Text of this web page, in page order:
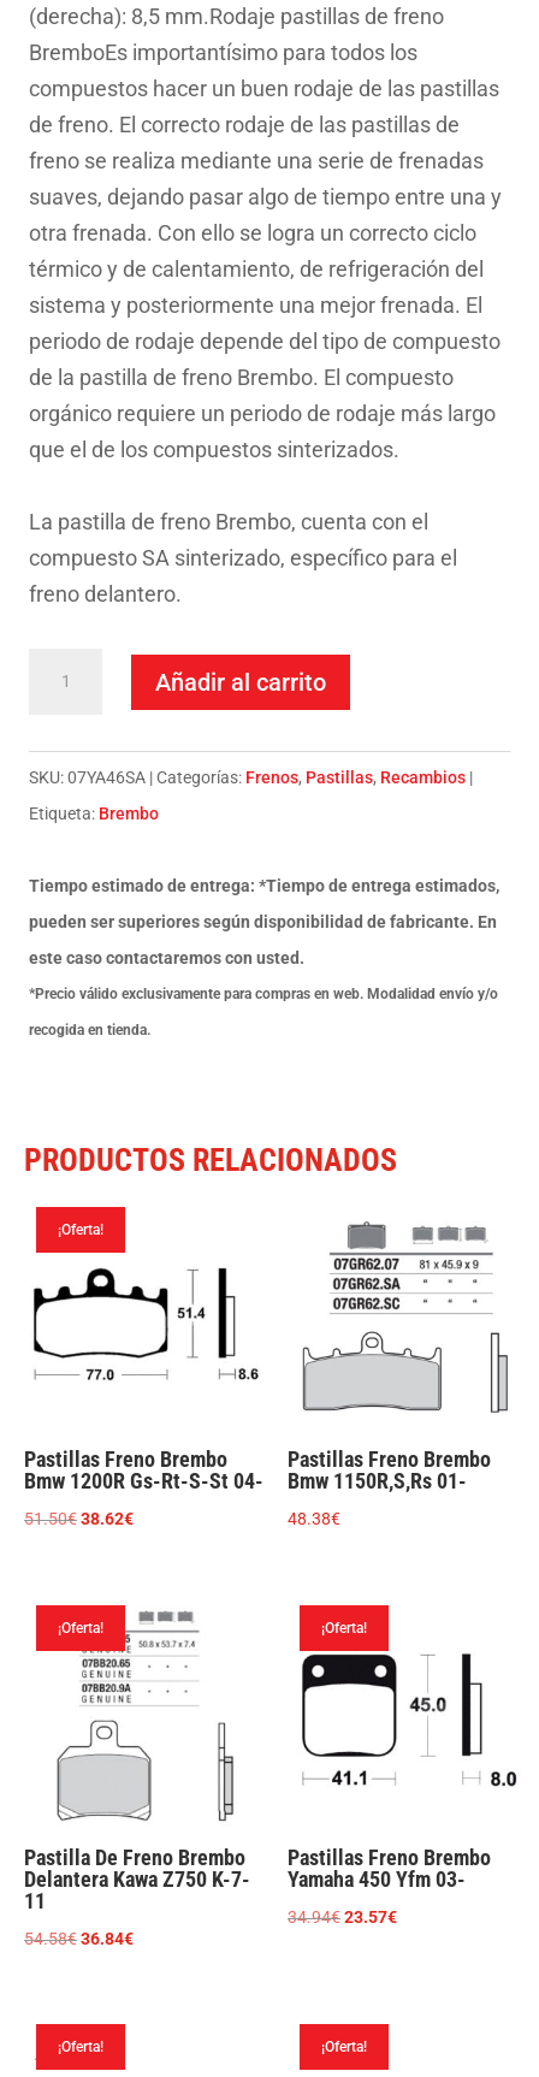
(derecha): 8,5 mm.Rodaje pastillas de freno
BremboEs importantísimo para todos los
compuestos hacer un buen rodaje de las pastillas
de freno. El correcto rodaje de las pastillas de
freno se realiza mediante una serie de frenadas
suaves, dejando pasar algo de tiempo entre una y
otra frenada. Con ello se logra un correcto ciclo
térmico y de calentamiento, de refrigeración del
sistema y posteriormente una mejor frenada. El
periodo de rodaje depende del tipo de compuesto
de la pastilla de freno Brembo. El compuesto
orgánico requiere un periodo de rodaje más largo
que el de los compuestos sinterizados.
La pastilla de freno Brembo, cuenta con el
compuesto SA sinterizado, específico para el
freno delantero.
Yamaha
R1
cantidad
Añadir al carrito
SKU:07YA46SA Categorías: Frenos, Pastillas, Recambios
Etiqueta: Brembo
Tiempo estimado de entrega: *Tiempo de entrega estimados,
pueden ser superiores según disponibilidad de fabricante. En
este caso contactaremos con usted.
*Precio válido exclusivamente para compras en web. Modalidad envío y/o
recogida en tienda.
PRODUCTOS RELACIONADOS
¡Oferta!
Pastillas Freno Brembo
Bmw 1200R Gs-Rt-S-St 04-
51.50€El
era:
51.50€.
38.62€El
es:
38.62€.
Pastillas Freno Brembo
Bmw 1150R,S,Rs 01-
48.38€
¡Oferta!
Pastilla De Freno Brembo
Delantera Kawa Z750 K-7-
11
54.58€El
36.84€El
¡Oferta!
Pastillas Freno Brembo
Yamaha 450 Yfm 03-
34.94€El
34.94€.
23.57€El
¡Oferta! ¡Oferta!